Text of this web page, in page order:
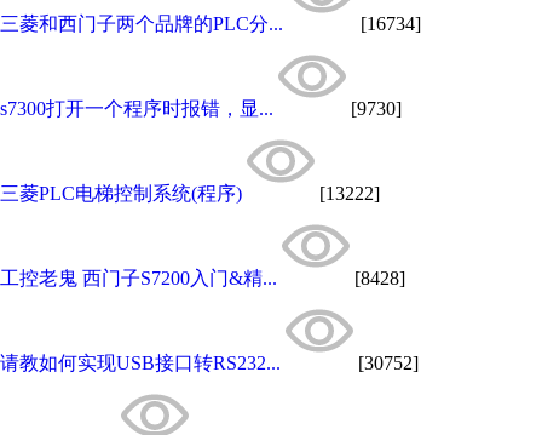
三菱和西门子两个品牌的PLC分... [16734]
s7300打开一个程序时报错，显... [9730]
三菱PLC电梯控制系统(程序) [13222]
工控老鬼 西门子S7200入门&精... [8428]
请教如何实现USB接口转RS232... [30752]